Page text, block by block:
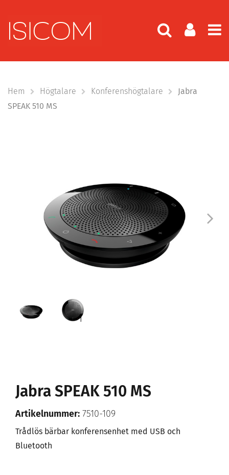
Hem Högtalare Konferenshögtalare
Jabra
SPEAK 510 MS
Jabra SPEAK 510 MS
Artikelnummer: 7510-109
Trådlös bärbar konferensenhet med USB och
Bluetooth